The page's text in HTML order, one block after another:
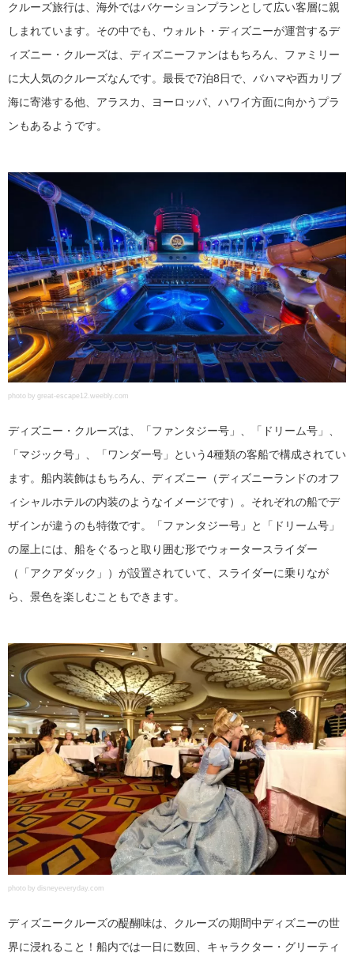
クルーズ旅行は、海外ではバケーションプランとして広い客層に親
しまれています。その中でも、ウォルト・ディズニーが運営するデ
ィズニー・クルーズは、ディズニーファンはもちろん、ファミリー
に大人気のクルーズなんです。最長で7泊8日で、バハマや西カリブ
海に寄港する他、アラスカ、ヨーロッパ、ハワイ方面に向かうプラ
ンもあるようです。
photo by great-escape12.weebly.com
ディズニー・クルーズは、「ファンタジー号」、「ドリーム号」、
「マジック号」、「ワンダー号」という4種類の客船で構成されてい
ます。船内装飾はもちろん、ディズニー（ディズニーランドのオフ
ィシャルホテルの内装のようなイメージです）。それぞれの船でデ
ザインが違うのも特徴です。「ファンタジー号」と「ドリーム号」
の屋上には、船をぐるっと取り囲む形でウォータースライダー
（「アクアダック」）が設置されていて、スライダーに乗りなが
ら、景色を楽しむこともできます。
photo by disneyeveryday.com
ディズニークルーズの醍醐味は、クルーズの期間中ディズニーの世
界に浸れること！船内では一日に数回、キャラクター・グリーティ